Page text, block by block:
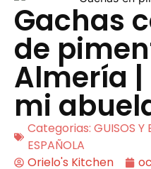
Gachas
de
Almería
mi
Categorias: GUISOS Y
ESPAÑOLA
Orielo's Kitchen